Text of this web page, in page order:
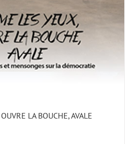
LA BOUCHE, AVALE